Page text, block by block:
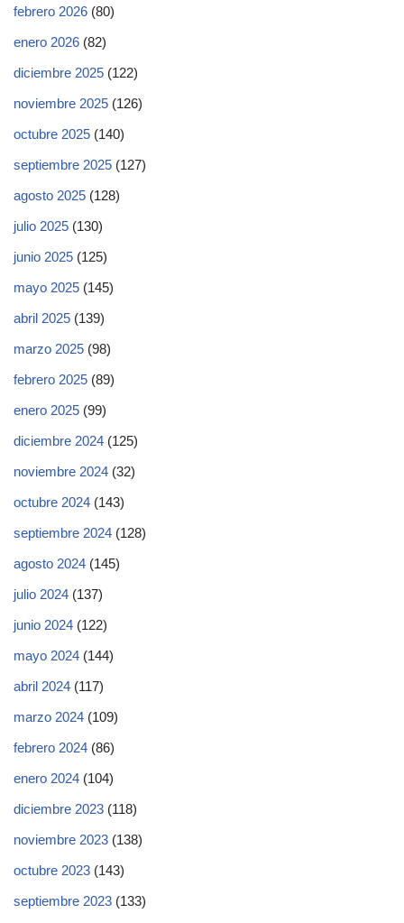
febrero 2026 (80)
enero 2026 (82)
diciembre 2025 (122)
noviembre 2025 (126)
octubre 2025 (140)
septiembre 2025 (127)
agosto 2025 (128)
julio 2025 (130)
junio 2025 (125)
mayo 2025 (145)
abril 2025 (139)
marzo 2025 (98)
febrero 2025 (89)
enero 2025 (99)
diciembre 2024 (125)
noviembre 2024 (32)
octubre 2024 (143)
septiembre 2024 (128)
agosto 2024 (145)
julio 2024 (137)
junio 2024 (122)
mayo 2024 (144)
abril 2024 (117)
marzo 2024 (109)
febrero 2024 (86)
enero 2024 (104)
diciembre 2023 (118)
noviembre 2023 (138)
octubre 2023 (143)
septiembre 2023 (133)